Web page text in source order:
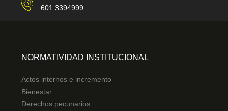
601 3394999
NORMATIVIDAD INSTITUCIONAL
Actos internos e incremento
Bienestar
Derechos pecunarios